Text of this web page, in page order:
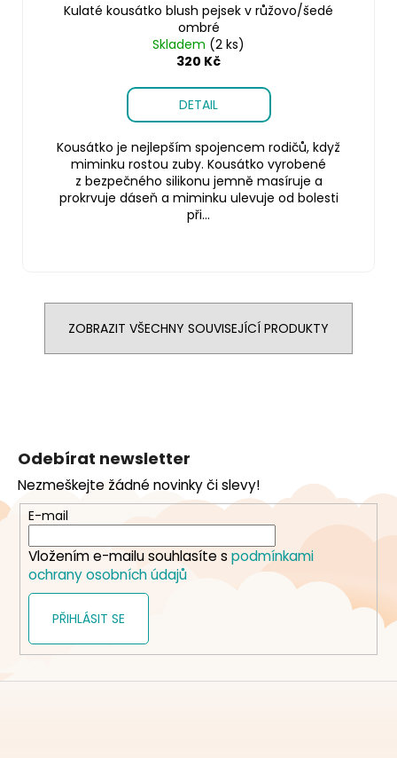
Kulaté kousátko blush pejsek v růžovo/šedé
ombré
Skladem (2 ks)
320 Kč
DETAIL
Kousátko je nejlepším spojencem rodičů, když
miminku rostou zuby. Kousátko vyrobené
z bezpečného silikonu jemně masíruje a
prokrvuje dáseň a miminku ulevuje od bolesti
při...
ZOBRAZIT VŠECHNY SOUVISEJÍCÍ PRODUKTY
a
t
Odebírat newsletter
Nezmeškejte žádné novinky či slevy!
E-mail
Vložením e-mailu souhlasíte s podmínkami
ochrany osobních údajů
PŘIHLÁSIT SE